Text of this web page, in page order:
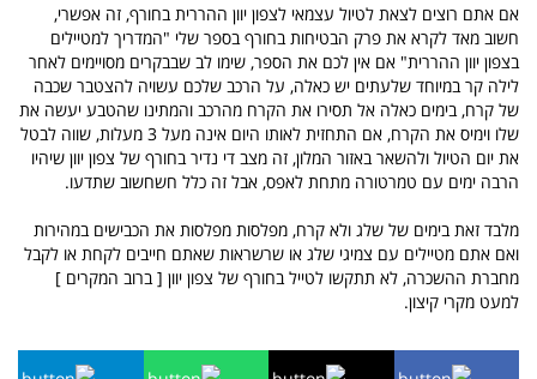
אם אתם רוצים לצאת לטיול עצמאי לצפון יוון ההררית בחורף, זה אפשרי,
חשוב מאד לקרא את פרק הבטיחות בחורף בספר שלי "המדריך למטיילים
בצפון יוון ההררית" אם אין לכם את הספר, שימו לב שבבקרים מסויימים לאחר
לילה קר במיוחד שלעתים יש כאלה, על הרכב שלכם עשויה להצטבר שכבה
של קרח, בימים כאלה אל תסירו את הקרח מהרכב והמתינו שהטבע יעשה את
שלו וימיס את הקרח, אם התחזית לאותו היום אינה מעל 3 מעלות, שווה לבטל
את יום הטיול ולהשאר באזור המלון, זה מצב די נדיר בחורף של צפון יוון שיהיו
הרבה ימים עם טמרטורה מתחת לאפס, אבל זה כלל חשחשוב שתדעו.
מלבד זאת בימים של שלג ולא קרח, מפלסות מפלסות את הכבישים במהירות
ואם אתם מטיילים עם צמיגי שלג או שרשראות שאתם חייבים לקחת או לקבל
מחברת ההשכרה, לא תתקשו לטייל בחורף של צפון יוון [ ברוב המקרים ]
למעט מקרי קיצון.